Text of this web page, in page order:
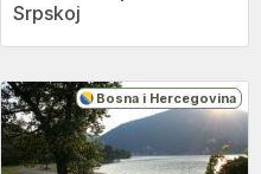
Srpskoj
Bosna i Hercegovina